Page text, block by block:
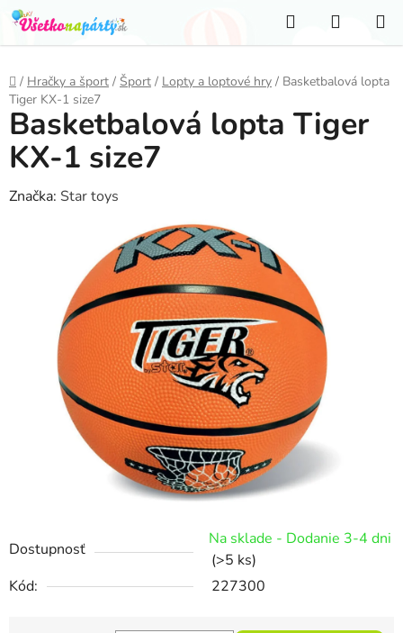
Prejsť
na
obsah
Hľadať
KOŠÍK
Domov
/ Hračky a šport / Šport / Lopty a loptové hry / Basketbalová lopta
Tiger KX-1 size7
Dostupnosť
Na sklade - Dodanie 3-4 dni
(>5 ks)
Kód:
227300
Basketbalová lopta Tiger
KX-1 size7
Značka: Star toys